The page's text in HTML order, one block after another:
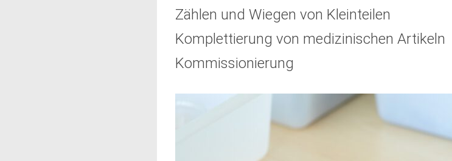
Zählen und Wiegen von Kleinteilen
Komplettierung von medizinischen Artikeln
Kommissionierung